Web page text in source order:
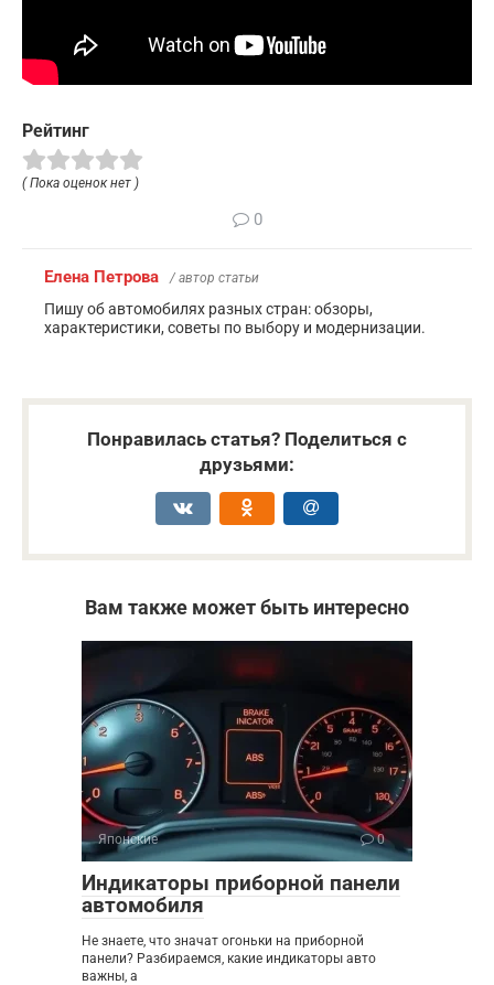
Рейтинг
( Пока оценок нет )
0
Елена Петрова / автор статьи
Пишу об автомобилях разных стран: обзоры,
характеристики, советы по выбору и модернизации.
Понравилась статья? Поделиться с
друзьями:
Вам также может быть интересно
Японские 0
Индикаторы приборной панели
автомобиля
Не знаете, что значат огоньки на приборной
панели? Разбираемся, какие индикаторы авто
важны, а